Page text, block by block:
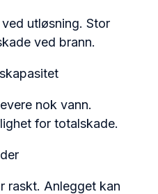
utløsning. Stor
ved brann.
nok vann.
for totalskade.
raskt. Anlegget kan